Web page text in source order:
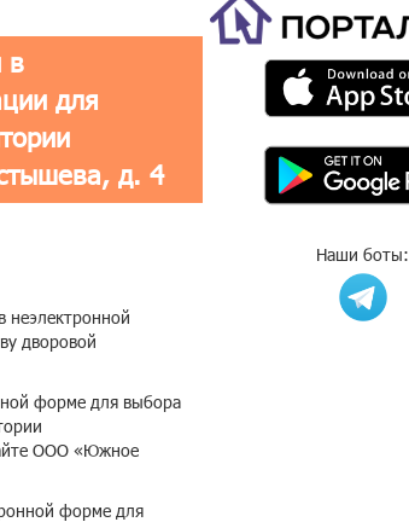
Наши боты:
в
для
д. 4
неэлектронной
дворовой
форме для выбора
ООО «Южное
форме для